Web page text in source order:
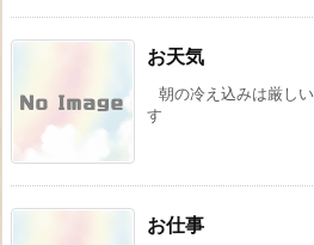
お天気
朝の冷え込みは厳し
す
お仕事